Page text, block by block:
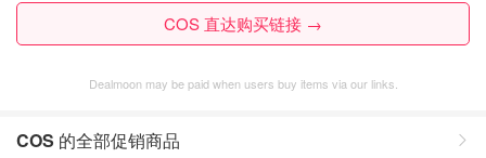
COS 直达购买链接 →
Dealmoon may be paid when users buy items via our links.
COS 的全部促销商品